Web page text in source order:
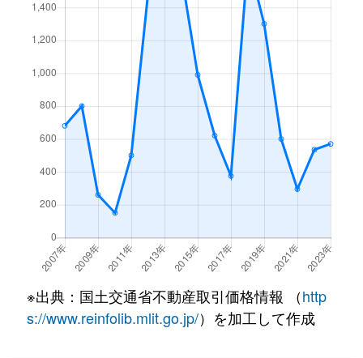
※出典：国土交通省不動産取引価格情報 （http
s://www.reinfolib.mlit.go.jp/）を加工して作成